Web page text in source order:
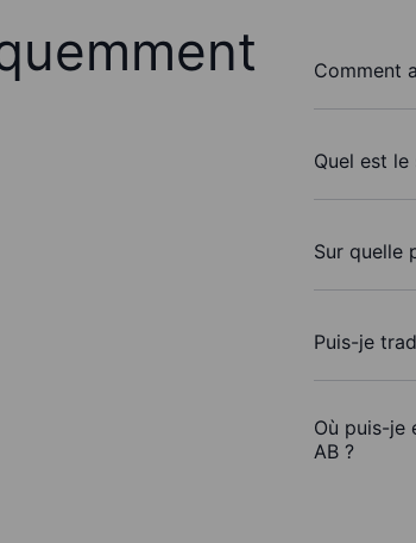
Comment
Quel est le
Sur quelle
Puis-je
Où puis-je
AB ?